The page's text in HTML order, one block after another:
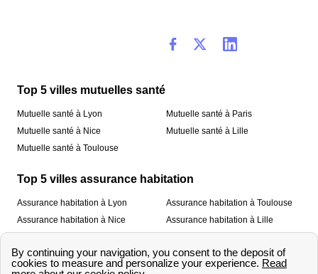
Top 5 villes mutuelles santé
Mutuelle santé à Lyon
Mutuelle santé à Nice
Mutuelle santé à Toulouse
Mutuelle santé à Paris
Mutuelle santé à Lille
Top 5 villes assurance habitation
Assurance habitation à Lyon
Assurance habitation à Nice
Assurance habitation à Toulouse
Assurance habitation à Lille
À propos